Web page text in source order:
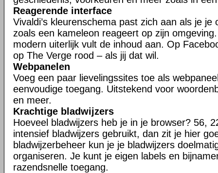
Reagerende interface
Vivaldi’s kleurenschema past zich aan als je je
zoals een kameleon reageert op zijn
modern uiterlijk vult de inhoud aan. Op
op The Verge rood – als jij dat wil.
Webpanelen
Voeg een paar lievelingssites toe als
eenvoudige toegang. Uitstekend voor
en meer.
Krachtige bladwijzers
Hoeveel bladwijzers heb je in je browser? 56,
intensief bladwijzers gebruikt, dan zit je hier
bladwijzerbeheer kun je je bladwijzers
organiseren. Je kunt je eigen labels en
razendsnelle toegang.